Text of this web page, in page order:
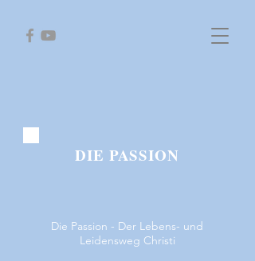
DIE PASSION
Die Passion - Der Lebens- und
Leidensweg Christi